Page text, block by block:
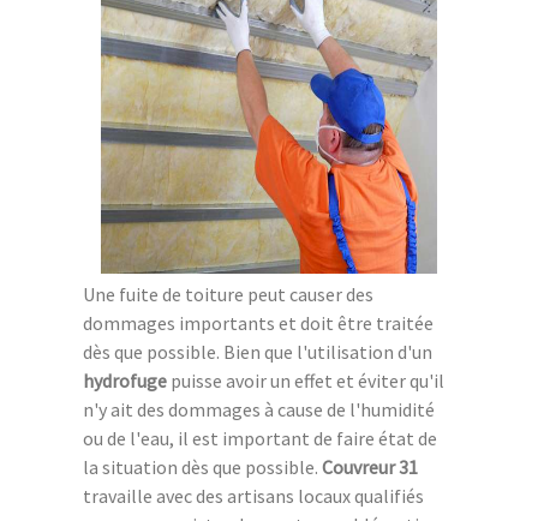
Une fuite de toiture peut causer des
dommages importants et doit être traitée
dès que possible. Bien que l'utilisation d'un
hydrofuge puisse avoir un effet et éviter qu'il
n'y ait des dommages à cause de l'humidité
ou de l'eau, il est important de faire état de
la situation dès que possible. Couvreur 31
travaille avec des artisans locaux qualifiés